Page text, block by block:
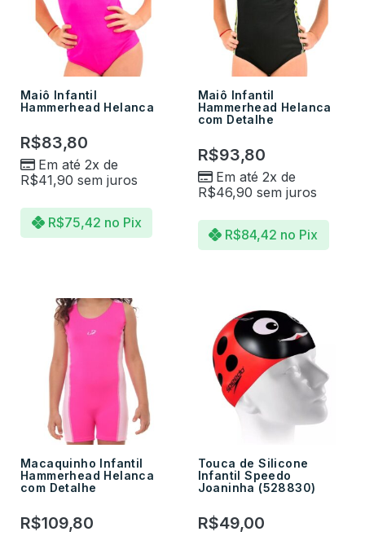
Maiô Infantil
Hammerhead Helanca
R$83,80
Em até 2x de
R$41,90 sem juros
R$75,42 no Pix
Maiô Infantil
Hammerhead Helanca
com Detalhe
R$93,80
Em até 2x de
R$46,90 sem juros
R$84,42 no Pix
Macaquinho Infantil
Hammerhead Helanca
com Detalhe
R$109,80
Touca de Silicone
Infantil Speedo
Joaninha (528830)
R$49,00